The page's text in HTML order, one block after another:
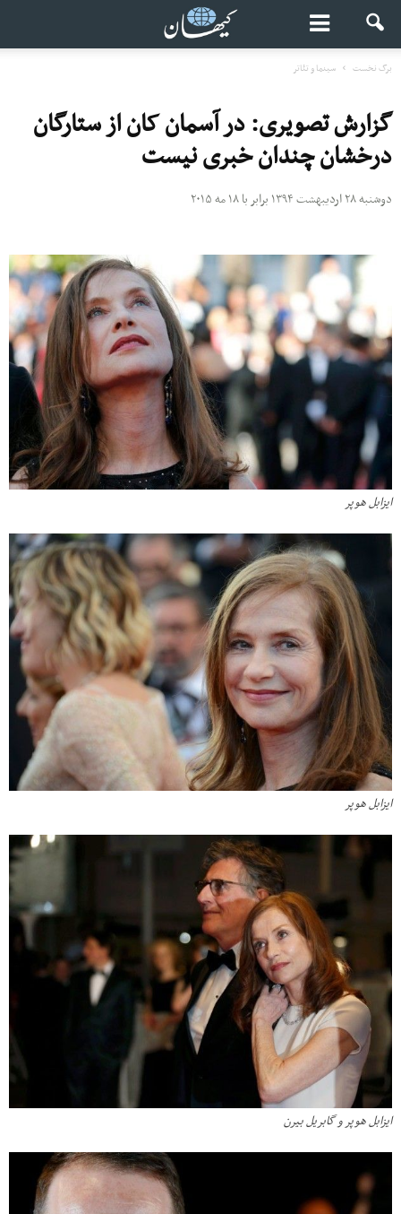
برگ نخست سینما و تئاتر
گزارش تصویری: در آسمان کان از ستارگان
درخشان چندان خبری نیست
دوشنبه ۲۸ اردیبهشت ۱۳۹۴ برابر با ۱۸ مه ۲۰۱۵
ایزابل هوپر
ایزابل هوپر
ایزابل هوپر و گابریل بیرن